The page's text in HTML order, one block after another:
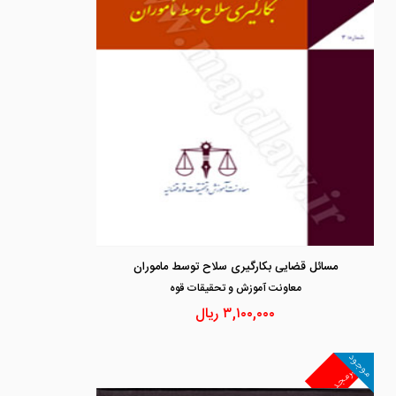
مسائل قضایی بکارگیری سلاح توسط ماموران
معاونت آموزش و تحقيقات قوه
۳,۱۰۰,۰۰۰ریال
غیرمجد
موجود